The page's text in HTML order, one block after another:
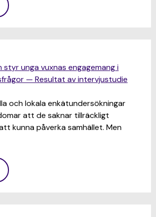
unga vuxnas engagemang i
— Resultat av intervjustudie
och lokala enkätundersökningar
att de saknar tillräckligt
kunna påverka samhället. Men